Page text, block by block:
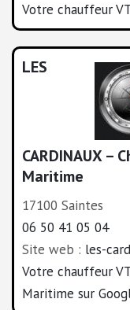
Votre chauffeur
LES
CARDINAUX –
Maritime
17100 Saintes
06 50 41 05 04
Site web : les-
Votre chauffeur
Maritime sur